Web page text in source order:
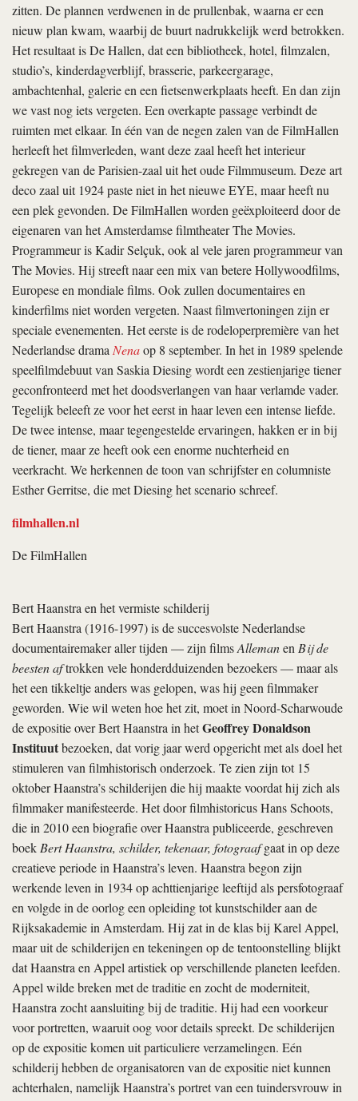
zitten. De plannen verdwenen in de prullenbak, waarna er een
nieuw plan kwam, waarbij de buurt nadrukkelijk werd betrokken.
Het resultaat is De Hallen, dat een bibliotheek, hotel, filmzalen,
studio’s, kinderdagverblijf, brasserie, parkeergarage,
ambachtenhal, galerie en een fietsenwerkplaats heeft. En dan zijn
we vast nog iets vergeten. Een overkapte passage verbindt de
ruimten met elkaar. In één van de negen zalen van de FilmHallen
herleeft het filmverleden, want deze zaal heeft het interieur
gekregen van de Parisien-zaal uit het oude Filmmuseum. Deze art
deco zaal uit 1924 paste niet in het nieuwe EYE, maar heeft nu
een plek gevonden. De FilmHallen worden geëxploiteerd door de
eigenaren van het Amsterdamse filmtheater The Movies.
Programmeur is Kadir Selçuk, ook al vele jaren programmeur van
The Movies. Hij streeft naar een mix van betere Hollywoodfilms,
Europese en mondiale films. Ook zullen documentaires en
kinderfilms niet worden vergeten. Naast filmvertoningen zijn er
speciale evenementen. Het eerste is de rodeloperpremière van het
Nederlandse dramaNenaop 8 september. In het in 1989 spelende
speelfilmdebuut van Saskia Diesing wordt een zestienjarige tiener
geconfronteerd met het doodsverlangen van haar verlamde vader.
Tegelijk beleeft ze voor het eerst in haar leven een intense liefde.
De twee intense, maar tegengestelde ervaringen, hakken er in bij
de tiener, maar ze heeft ook een enorme nuchterheid en
veerkracht. We herkennen de toon van schrijfster en columniste
Esther Gerritse, die met Diesing het scenario schreef.
filmhallen.nl
De FilmHallen
Bert Haanstra en het vermiste schilderij
Bert Haanstra (1916-1997) is de succesvolste Nederlandse
documentairemaker aller tijden — zijn filmsAllemanenBij de
beesten aftrokken vele honderdduizenden bezoekers — maar als
het een tikkeltje anders was gelopen, was hij geen filmmaker
geworden. Wie wil weten hoe het zit, moet in Noord-Scharwoude
de expositie over Bert Haanstra in hetGeoffrey Donaldson
Instituutbezoeken, dat vorig jaar werd opgericht met als doel het
stimuleren van film­historisch onderzoek. Te zien zijn tot 15
oktober Haanstra’s schilderijen die hij maakte voordat hij zich als
filmmaker manifesteerde. Het door filmhistoricus Hans Schoots,
die in 2010 een biografie over Haanstra publiceerde, geschreven
boekBert Haanstra, schilder, tekenaar, fotograafgaat in op deze
creatieve periode in Haanstra’s leven. Haanstra begon zijn
werkende leven in 1934 op achttienjarige leeftijd als persfotograaf
en volgde in de oorlog een opleiding tot kunstschilder aan de
Rijksakademie in Amsterdam. Hij zat in de klas bij Karel Appel,
maar uit de schilderijen en tekeningen op de tentoonstelling blijkt
dat Haanstra en Appel artistiek op verschillende planeten leefden.
Appel wilde breken met de traditie en zocht de moderniteit,
Haanstra zocht aansluiting bij de traditie. Hij had een voorkeur
voor portretten, waaruit oog voor details spreekt. De schilderijen
op de expositie komen uit particu­liere verzamelingen. Eén
schilderij hebben de organisatoren van de expositie niet kunnen
achterhalen, namelijk Haanstra’s portret van een tuindersvrouw in